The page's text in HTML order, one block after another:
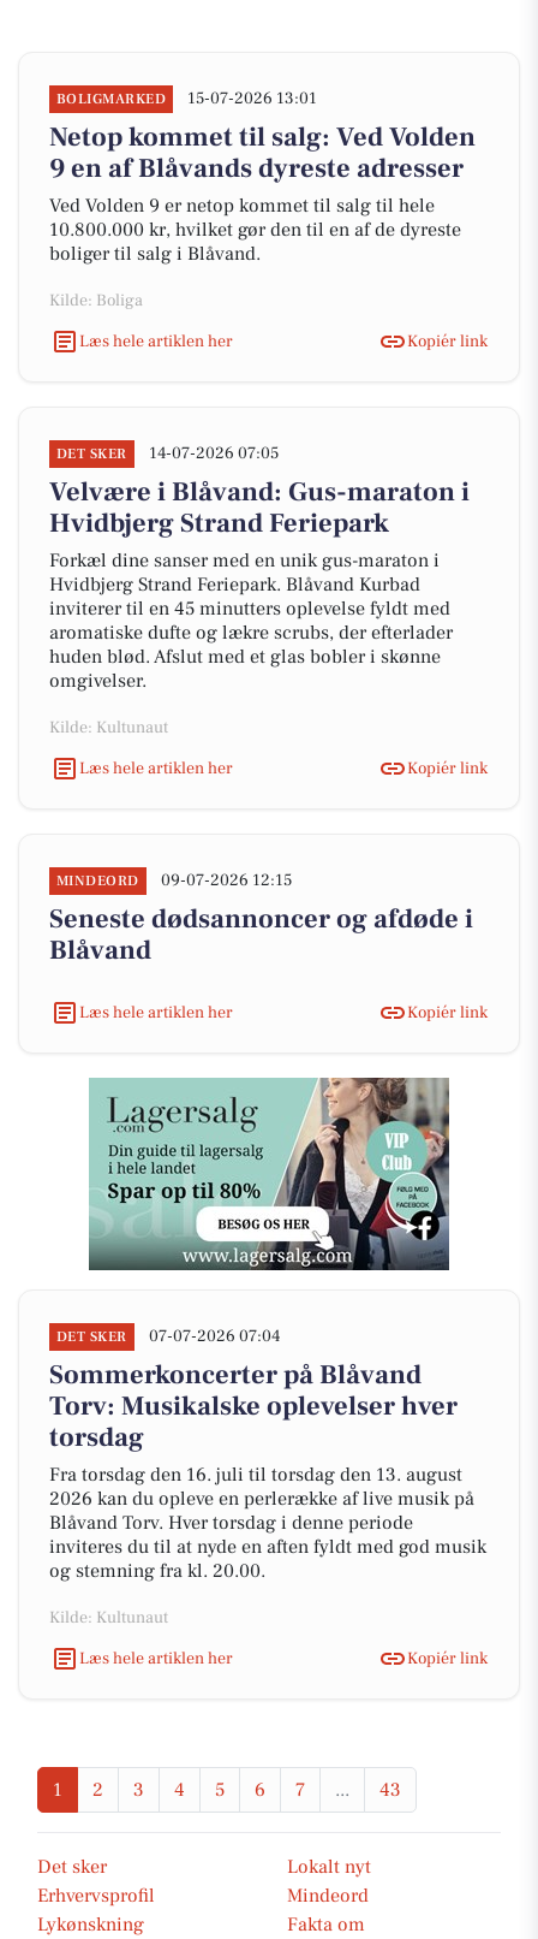
BOLIGMARKED 15-07-2026 13:01
Netop kommet til salg: Ved Volden
9 en af Blåvands dyreste adresser
Ved Volden 9 er netop kommet til salg til hele
10.800.000 kr, hvilket gør den til en af de dyreste
boliger til salg i Blåvand.
Kilde: Boliga
Læs hele artiklen her
Kopiér link
DET SKER 14-07-2026 07:05
Velvære i Blåvand: Gus-maraton i
Hvidbjerg Strand Feriepark
Forkæl dine sanser med en unik gus-maraton i
Hvidbjerg Strand Feriepark. Blåvand Kurbad
inviterer til en 45 minutters oplevelse fyldt med
aromatiske dufte og lækre scrubs, der efterlader
huden blød. Afslut med et glas bobler i skønne
omgivelser.
Kilde: Kultunaut
Læs hele artiklen her
Kopiér link
MINDEORD 09-07-2026 12:15
Seneste dødsannoncer og afdøde i
Blåvand
Læs hele artiklen her Kopiér link
DET SKER 07-07-2026 07:04
Sommerkoncerter på Blåvand
Torv: Musikalske oplevelser hver
torsdag
Fra torsdag den 16. juli til torsdag den 13. august
2026 kan du opleve en perlerække af live musik på
Blåvand Torv. Hver torsdag i denne periode
inviteres du til at nyde en aften fyldt med god musik
og stemning fra kl. 20.00.
Kilde: Kultunaut
Læs hele artiklen her
Kopiér link
1 2 3 4 5 6 7 ... 43
Det sker
Lokalt nyt
Erhvervsprofil
Mindeord
Lykønskning
Fakta om